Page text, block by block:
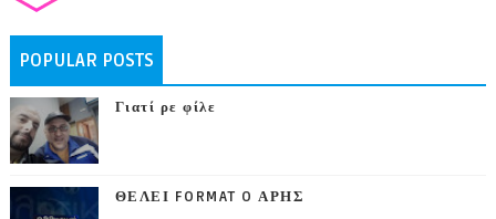
POPULAR POSTS
Γιατί ρε φίλε
ΘΕΛΕΙ FORMAT O ΑΡΗΣ